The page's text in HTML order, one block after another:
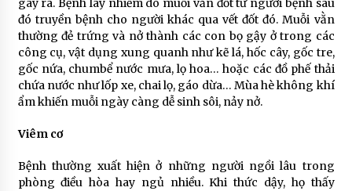
gây ra. Bệnh lây nhiễm do muỗi vằn đốt từ người bệnh sau
đó truyền bệnh cho người khác qua vết đốt đó. Muỗi vằn
thường đẻ trứng và nở thành các con bọ gậy ở trong các
công cụ, vật dụng xung quanh như kẽ lá, hốc cây, gốc tre,
gốc nứa, chumbể nước mưa, lọ hoa… hoặc các đồ phế thải
chứa nước như lốp xe, chai lọ, gáo dừa… Mùa hè không khí
ẩm khiến muỗi ngày càng dễ sinh sôi, nảy nở.
Viêm cơ
Bệnh thường xuất hiện ở những người ngồi lâu trong
phòng điều hòa hay ngủ nhiều. Khi thức dậy, họ thấy